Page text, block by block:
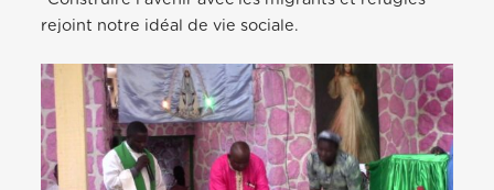
rejoint notre idéal de vie sociale.